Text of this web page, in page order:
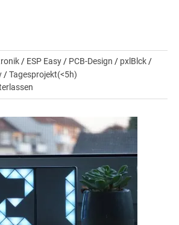
/ ESP Easy / PCB-Design / pxlBlck /
/Tagesprojekt(<5h)